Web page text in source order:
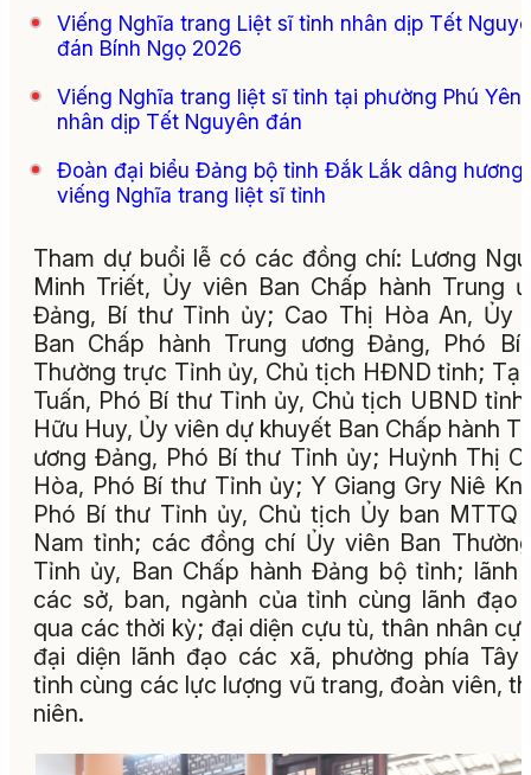
Viếng Nghĩa trang Liệt sĩ tỉnh nhân dịp Tết
đán Bính Ngọ 2026
Viếng Nghĩa trang liệt sĩ tỉnh tại phường Phú Yên
nhân dịp Tết Nguyên đán
Đoàn đại biểu Đảng bộ tỉnh Đắk Lắk dâng hương
viếng Nghĩa trang liệt sĩ tỉnh
Tham dự buổi lễ có các đồng chí: Lương
Minh Triết, Ủy viên Ban Chấp hành Trung
Đảng, Bí thư Tỉnh ủy; Cao Thị Hòa An, Ủy
Ban Chấp hành Trung ương Đảng, Phó Bí
Thường trực Tỉnh ủy, Chủ tịch HĐND tỉnh; Tạ
Tuấn, Phó Bí thư Tỉnh ủy, Chủ tịch UBND
Hữu Huy, Ủy viên dự khuyết Ban Chấp hành
ương Đảng, Phó Bí thư Tỉnh ủy; Huỳnh Thị
Hòa, Phó Bí thư Tỉnh ủy; Y Giang Gry Niê
Phó Bí thư Tỉnh ủy, Chủ tịch Ủy ban MTTQ
Nam tỉnh; các đồng chí Ủy viên Ban
Tỉnh ủy, Ban Chấp hành Đảng bộ tỉnh; lãnh
các sở, ban, ngành của tỉnh cùng lãnh đạo
qua các thời kỳ; đại diện cựu tù, thân nhân
đại diện lãnh đạo các xã, phường phía Tây
tỉnh cùng các lực lượng vũ trang, đoàn viên,
niên.